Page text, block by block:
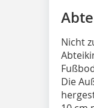
Nicht
Die